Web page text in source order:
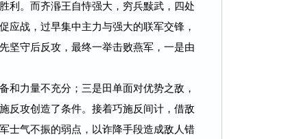
利。而齐湣王自恃强大，穷兵黩武，四处
应战，过早集中主力与强大的联军交锋，
坚守后反攻，最终一举击败燕军，一是由
力量不充分；三是田单面对优势之敌，
反攻创造了条件。接着巧施反间计，借敌
士气不振的弱点，以诈降手段造成敌人错